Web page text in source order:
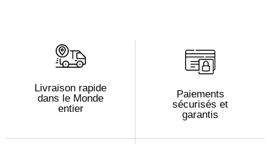
Livraison rapide
dans le Monde
entier
Paiements
sécurisés et
garantis